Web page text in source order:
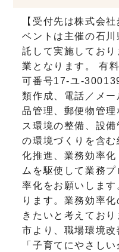
【受付先は株式会
ベントは主催の石
託して実施してお
業となります。 有
可番号17-ユ-
類作成、電話／メ
品管理、郵便物管理
ス環境の整備、設
の環境づくりを含む
化推進、業務効率
ムを駆使して業務
率化をお願いします
ります。業務効率
きたいと考えており
市より、職場環境改
「子育てにやさし